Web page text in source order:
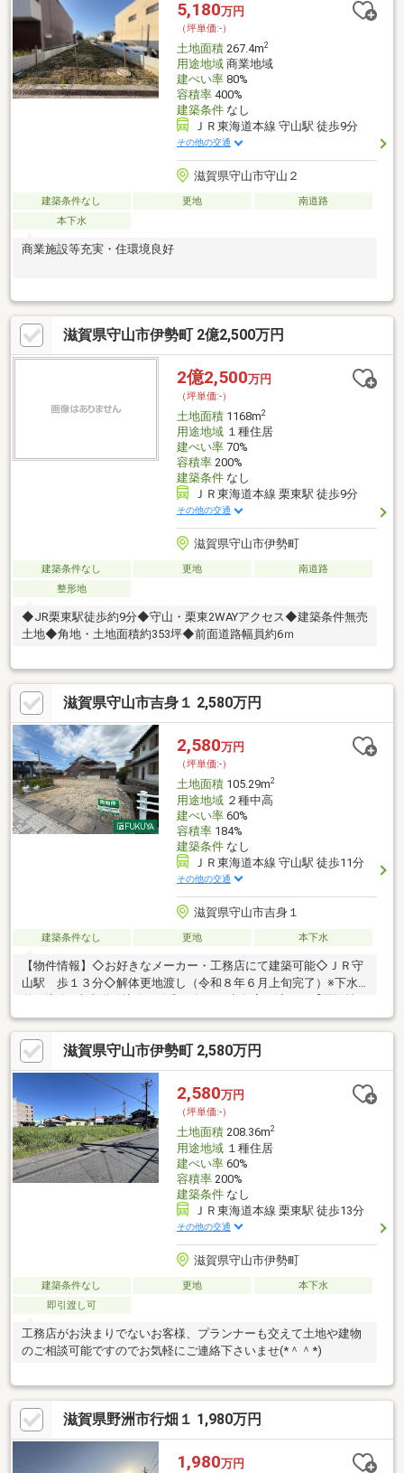
い合わせ下さい◇下記リンクよりHP・SNS・施工事例ご覧いただ
けます☆
5,180万円
（坪単価:-）
土地面積267.4m2
用途地域商業地域
建ぺい率80%
容積率400%
建築条件なし
ＪＲ東海道本線 守山駅 徒歩9分
その他の交通
滋賀県守山市守山２
建築条件なし 更地
南道路
本下水
商業施設等充実・住環境良好
滋賀県守山市伊勢町 2億2,500万円
2億2,500万円
（坪単価:-）
土地面積1168m2
用途地域１種住居
建ぺい率70%
容積率200%
建築条件なし
ＪＲ東海道本線 栗東駅 徒歩9分
その他の交通
滋賀県守山市伊勢町
建築条件なし 更地
南道路
整形地
◆JR栗東駅徒歩約9分◆守山・栗東2WAYアクセス◆建築条件無売
土地◆角地・土地面積約353坪◆前面道路幅員約6ｍ
滋賀県守山市吉身１ 2,580万円
2,580万円
（坪単価:-）
土地面積105.29m2
用途地域２種中高
建ぺい率60%
容積率184%
建築条件なし
ＪＲ東海道本線 守山駅 徒歩11分
その他の交通
滋賀県守山市吉身１
建築条件なし 更地 本下水
【物件情報】◇お好きなメーカー・工務店にて建築可能◇ＪＲ守
山駅 歩１３分◇解体更地渡し（令和８年６月上旬完了）※下水
道引込有※上水道引込有（令和８年７月中旬完了済み）【周辺情
報】◇守山市立吉身小学校まで約220ｍ◇守山市立守山中学校ま
で約2210ｍ◇守山市役所まで約460ｍ◇モリーブまで約1210ｍ◇
キリン堂守山梅田店まで約510ｍ◇西友守山店まで約860ｍ◇守山
市民病院まで約720ｍ◇滋賀県立総合病院まで約1300ｍ◇バロー
守山駅東店まで約720ｍ【アクセス】◇東海道本線守山駅まで徒
歩13分お気軽にお問い合わせください！
滋賀県守山市伊勢町 2,580万円
2,580万円
（坪単価:-）
土地面積208.36m2
用途地域１種住居
建ぺい率60%
容積率200%
建築条件なし
ＪＲ東海道本線 栗東駅 徒歩13分
その他の交通
滋賀県守山市伊勢町
建築条件なし 更地
本下水
即引渡し可
工務店がお決まりでないお客様、プランナーも交えて土地や建物
のご相談可能ですのでお気軽にご連絡下さいませ(*＾＾*)
滋賀県野洲市行畑１ 1,980万円
1,980万円